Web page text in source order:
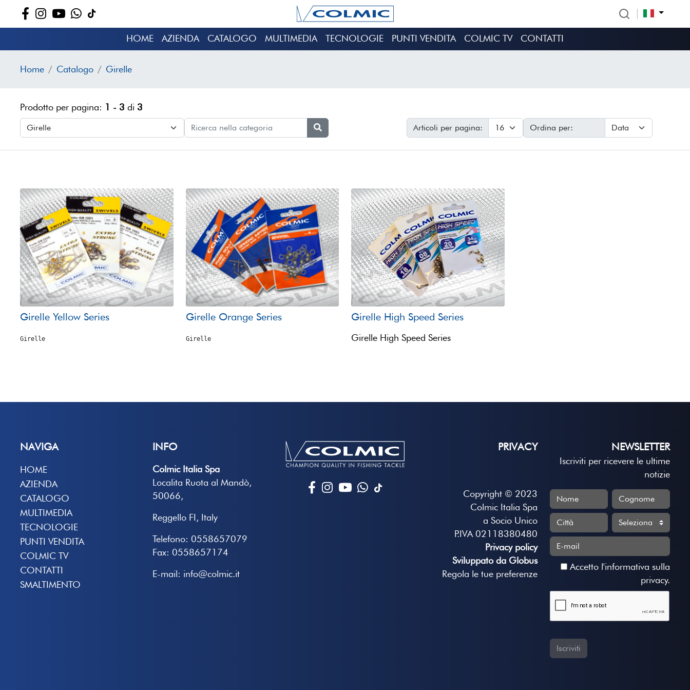
HOME AZIENDA CATALOGO MULTIMEDIA TECNOLOGIE PUNTI VENDITA COLMIC TV CONTATTI
Home Catalogo Girelle
Prodotto per pagina: 1 - 3 di 3
Articoli per pagina: Ordina per:
Girelle Yellow Series
Girelle
Girelle Orange Series
Girelle
Girelle High Speed Series
Girelle High Speed Series
NAVIGA
HOME
AZIENDA
CATALOGO
MULTIMEDIA
TECNOLOGIE
PUNTI VENDITA
COLMIC TV
CONTATTI
SMALTIMENTO
INFO
Colmic Italia Spa
Localita Ruota al Mandò,
50066,
Reggello FI, Italy
Telefono: 0558657079
Fax: 0558657174
E-mail: info@colmic.it
PRIVACY
Copyright © 2023
Colmic Italia Spa
a Socio Unico
P.IVA 02118380480
Privacy policy
Sviluppato da Globus
Regola le tue preferenze
NEWSLETTER
Iscriviti per ricevere le ultime
notizie
Accetto l'informativa sulla
privacy.
Iscriviti